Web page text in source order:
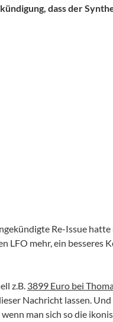
dass der
Re-Issue
LFO mehr, ein besseres
z.B. 3899 Euro bei
Nachricht lassen.
man sich so die